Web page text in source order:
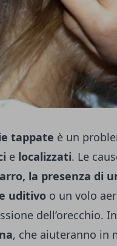
tappate è un
e localizzati. Le
la presenza di
uditivo o un volo
dell’orecchio.
, che aiuteranno in